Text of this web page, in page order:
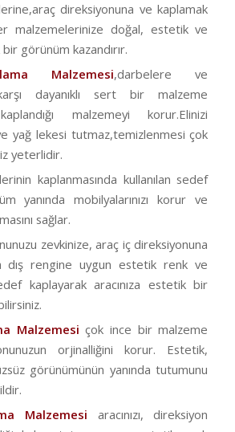
direksiyonuna ve kaplamak
malzemelerinize doğal, estetik ve
görünüm kazandırır.
Malzemesi,darbelere ve
dayanıklı sert bir malzeme
malzemeyi korur.Elinizi
yağ lekesi tutmaz,temizlenmesi çok
yeterlidir.
kaplanmasında kullanılan sedef
yanında mobilyalarınızı korur ve
sağlar.
zevkinize, araç iç direksiyonuna
dış rengine uygun estetik renk ve
kaplayarak aracınıza estetik bir
Malzemesi çok ince bir malzeme
orjinalliğini korur. Estetik,
görünümünün yanında tutumunu
Malzemesi aracınızı, direksiyon